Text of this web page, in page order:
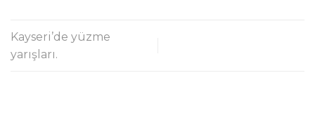
Kayseri’de yüzme
yarışları.